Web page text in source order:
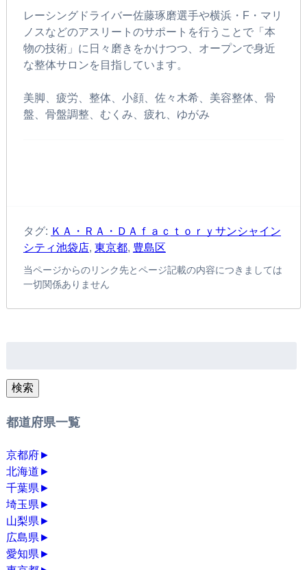
レーシングドライバー佐藤琢磨選手や横浜・F・マリ
ノスなどのアスリートのサポートを行うことで「本
物の技術」に日々磨きをかけつつ、オープンで身近
な整体サロンを目指しています。
美脚、疲労、整体、小顔、佐々木希、美容整体、骨
盤、骨盤調整、むくみ、疲れ、ゆがみ
タグ: ＫＡ・ＲＡ・ＤＡｆａｃｔｏｒｙサンシャイン
シティ池袋店, 東京都, 豊島区
当ページからのリンク先とページ記載の内容につきましては
一切関係ありません
検索
都道府県一覧
京都府►
北海道 ►
千葉県►
埼玉県►
山梨県►
広島県►
愛知県►